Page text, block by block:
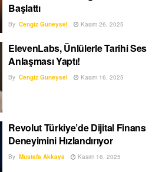
Başlattı
By Cengiz Guneysel Kasım 26, 2025
ElevenLabs, Ünlülerle Tarihi Ses
Anlaşması Yaptı!
By Cengiz Guneysel Kasım 16, 2025
Revolut Türkiye’de Dijital Finans
Deneyimini Hızlandırıyor
By Mustafa Akkaya Kasım 16, 2025